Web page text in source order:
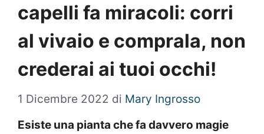
capelli fa miracoli: corri
al vivaio e comprala, non
crederai ai tuoi occhi!
1 Dicembre 2022 di Mary Ingrosso
Esiste una pianta che fa davvero magie